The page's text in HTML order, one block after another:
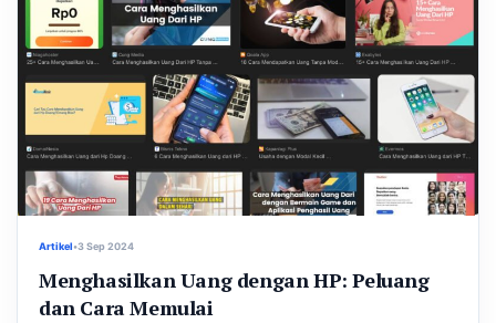
Artikel•3 Sep 2024
Menghasilkan Uang dengan HP: Peluang
dan Cara Memulai